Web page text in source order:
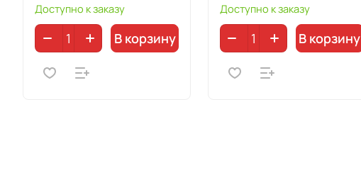
Доступно к заказу
В корзину
Доступно к заказу
В корзину